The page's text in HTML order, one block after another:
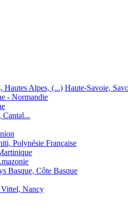
Hautes Alpes, (...) Haute-Savoie,
- Normandie
Cantal...
Polynésie Française
Basque, Côte Basque
Vittel, Nancy